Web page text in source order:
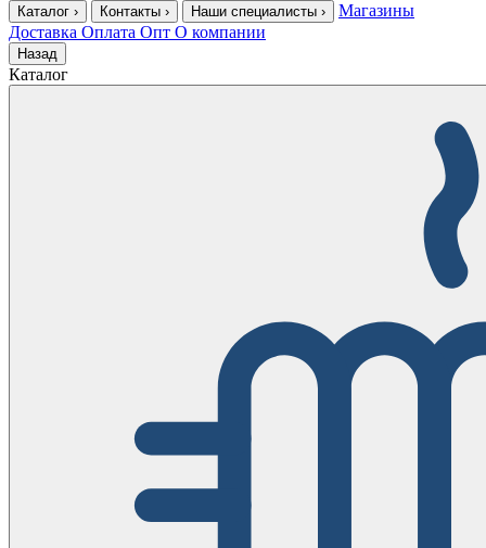
Каталог › Контакты › Наши специалисты ›
Магазины
Доставка Оплата Опт О компании
Назад
Каталог